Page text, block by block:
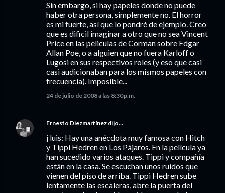
Sin embargo, si hay papeles donde no puede
haber otra persona, simplemente no. El horror
es mi fuerte, así que lo pondré de ejemplo. Creo
que es dificil imaginar a otro que no sea Vincent
Price en las peliculas de Corman sobre Edgar
Allan Poe, o a alguien que no fuera Karloff o
Lugosi en sus respectivos roles (y eso que casi
casi audicionaban para los mismos papeles con
frecuencia). Imposible...
24 de julio de 2008 a las 8:30 p.m.
Ernesto Diezmartínez dijo…
j luis: Hay una anécdota muy famosa con Hitch
y Tippi Hedren en Los Pájaros. En la película ya
han sucedido varios ataques. Tippi y compañía
están en la casa. Se escuchan unos ruidos que
vienen del piso de arriba. Tippi Hedren sube
lentamente las escaleras, abre la puerta del